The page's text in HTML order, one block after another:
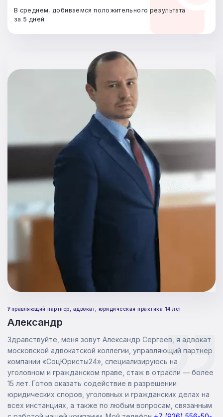
В среднем, добиваемся положительного результата
за 5 дней
Управляющий партнер, адвокат, юридическая практика 14 лет
Александр
Здравствуйте, меня зовут Александр Сергеев, я адвокат
московской адвокатской коллегии, управляющий партнер
компании «СоцЮристы24», специализируюсь на
уголовном и гражданском праве, стаж в отрасли — более
15 лет. Готов оказать содействие в разрешении
юридических споров, уголовных и гражданских делах на
всех инстанциях, а также по любым вопросам, связанным